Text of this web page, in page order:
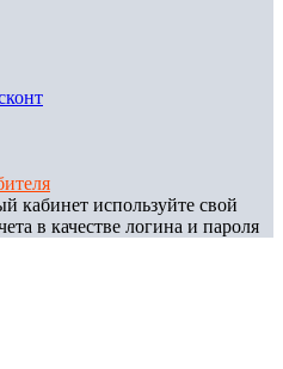
кабинет используйте свой
в качестве логина и пароля